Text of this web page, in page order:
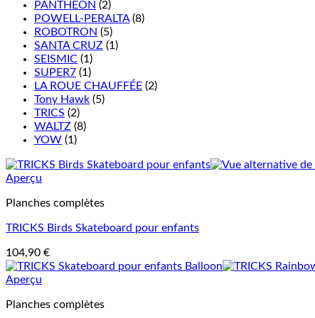
PANTHEON (2)
POWELL-PERALTA (8)
ROBOTRON (5)
SANTA CRUZ (1)
SEISMIC (1)
SUPER7 (1)
LA ROUE CHAUFFÉE (2)
Tony Hawk (5)
TRICS (2)
WALTZ (8)
YOW (1)
Aperçu
Planches complètes
TRICKS Birds Skateboard pour enfants
104,90 €
Aperçu
Planches complètes